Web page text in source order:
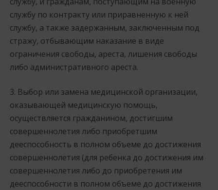
службу по контракту или приравненную к ней
службу, а также задержанным, заключенным под
стражу, отбывающим наказание в виде
ограничения свободы, ареста, лишения свободы
либо административного ареста.
3. Выбор или замена медицинской организации,
оказывающей медицинскую помощь,
осуществляется гражданином, достигшим
совершеннолетия либо приобретшим
дееспособность в полном объеме до достижения
совершеннолетия (для ребенка до достижения им
совершеннолетия либо до приобретения им
дееспособности в полном объеме до достижения